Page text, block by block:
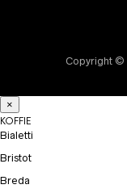
Copyright ©
×
KOFFIE
Bialetti
Bristot
Breda